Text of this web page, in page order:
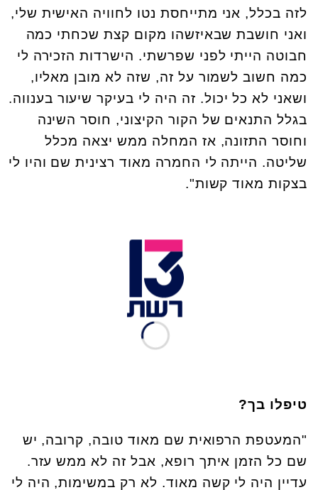
לזה בכלל, אני מתייחסת נטו לחוויה האישית שלי,
ואני חושבת שבאיזשהו מקום קצת שכחתי כמה
חבוטה הייתי לפני שפרשתי. הישרדות הזכירה לי
כמה חשוב לשמור על זה, שזה לא מובן מאליו,
ושאני לא כל יכול. זה היה לי בעיקר שיעור בענווה.
בגלל התנאים של הקור הקיצוני, חוסר השינה
וחוסר התזונה, אז המחלה ממש יצאה מכלל
שליטה. הייתה לי החמרה מאוד רצינית שם והיו לי
בצקות מאוד קשות".
טיפלו בך?
"המעטפת הרפואית שם מאוד טובה, קרובה, יש
שם כל הזמן איתך רופא, אבל זה לא ממש עזר.
עדיין היה לי קשה מאוד. לא רק במשימות, היה לי